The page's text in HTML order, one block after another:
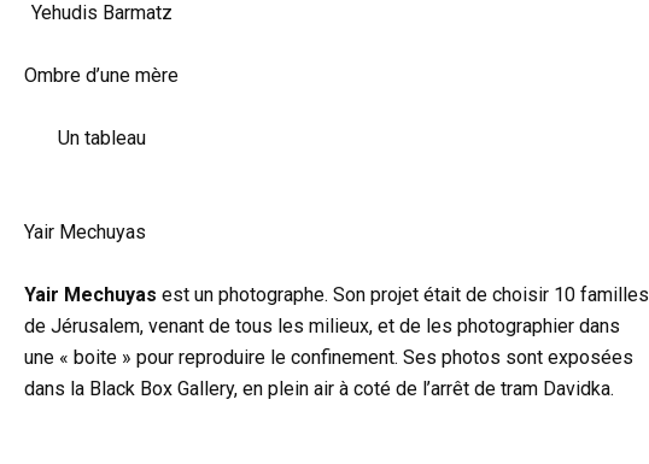
Yehudis Barmatz
Ombre d’une mère
Un tableau
Yair Mechuyas
Yair Mechuyas est un photographe. Son projet était de choisir 10 familles
de Jérusalem, venant de tous les milieux, et de les photographier dans
une « boite » pour reproduire le confinement. Ses photos sont exposées
dans la Black Box Gallery, en plein air à coté de l’arrêt de tram Davidka.